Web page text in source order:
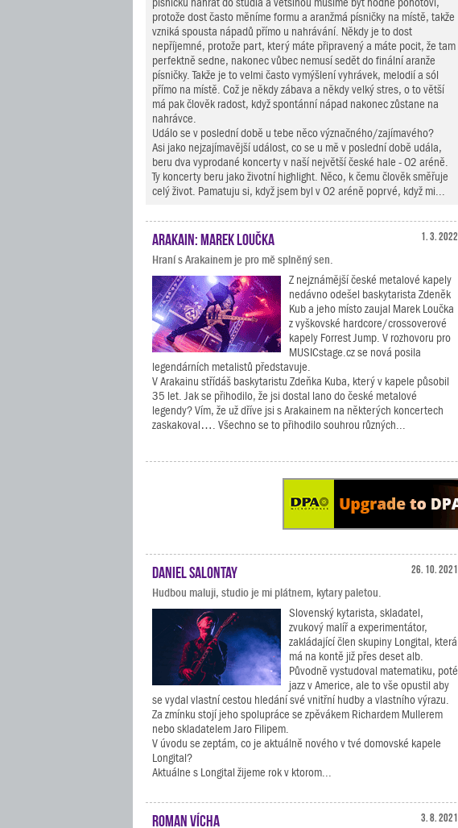
protože dost často měníme formu a aranžmá písničky na místě, takže
vzniká spousta nápadů přímo u nahrávání. Někdy je to dost
nepříjemné, protože part, který máte připravený a máte pocit, že tam
perfektně sedne, nakonec vůbec nemusí sedět do finální aranže
písničky. Takže je to velmi často vymýšlení vyhrávek, melodií a sól
přímo na místě. Což je někdy zábava a někdy velký stres, o to větší
má pak člověk radost, když spontánní nápad nakonec zůstane na
nahrávce.
Událo se v poslední době u tebe něco význačného/zajímavého?
Asi jako nejzajímavější událost, co se u mě v poslední době udála,
beru dva vyprodané koncerty v naší největší české hale - O2 aréně.
Ty koncerty beru jako životní highlight. Něco, k čemu člověk směřuje
celý život. Pamatuju si, když jsem byl v O2 aréně poprvé, když mi...
1. 3. 2022
Arakain: Marek Loučka
Hraní s Arakainem je pro mě splněný sen.
Z nejznámější české metalové kapely
nedávno odešel baskytarista Zdeněk
Kub a jeho místo zaujal Marek Loučka
z vyškovské hardcore/crossoverové
kapely Forrest Jump. V rozhovoru pro
MUSICstage.cz se nová posila
legendárních metalistů představuje.
V Arakainu střídáš baskytaristu Zdeňka Kuba, který v kapele působil
35 let. Jak se přihodilo, že jsi dostal lano do české metalové
legendy? Vím, že už dříve jsi s Arakainem na některých koncertech
zaskakoval…. Všechno se to přihodilo souhrou různých...
26. 10. 2021
Daniel Salontay
Hudbou maluji, studio je mi plátnem, kytary paletou.
Slovenský kytarista, skladatel,
zvukový malíř a experimentátor,
zakládající člen skupiny Longital, která
má na kontě již přes deset alb.
Původně vystudoval matematiku, poté
jazz v Americe, ale to vše opustil aby
se vydal vlastní cestou hledání své vnitřní hudby a vlastního výrazu.
Za zmínku stojí jeho spolupráce se zpěvákem Richardem Mullerem
nebo skladatelem Jaro Filipem.
V úvodu se zeptám, co je aktuálně nového v tvé domovské kapele
Longital?
Aktuálne s Longital žijeme rok v ktorom...
3. 8. 2021
Roman Vícha